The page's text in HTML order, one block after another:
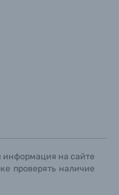
информация на сайте
проверять наличие